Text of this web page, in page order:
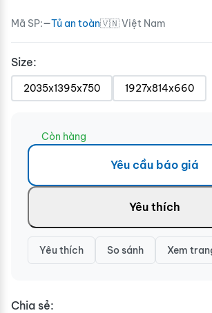
Mã SP:—Tủ an toàn🇻🇳 Việt Nam
Size:
2035x1395x750 1927x814x660
Còn hàng
Yêu cầu báo giá
Yêu thích
Yêu thích So sánh Xem
Chia sẻ: